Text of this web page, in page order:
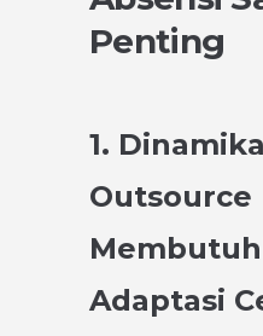
Penting
1.
Outsource
Adaptasi